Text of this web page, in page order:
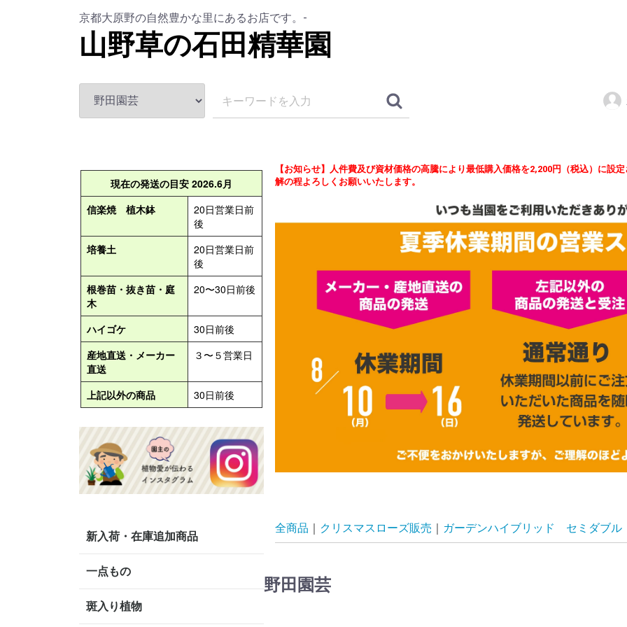
京都大原野の自然豊かな里にあるお店です。-
山野草の石田精華園
新入荷・在庫追加商品
一点もの
斑入り植物
【お知らせ】人件費及び資材価格の高騰により最低購入価格を2,200円（税込）に設
解の程よろしくお願いいたします。
全商品 クリスマスローズ販売 ガーデンハイブリッド セミダブル
野田園芸